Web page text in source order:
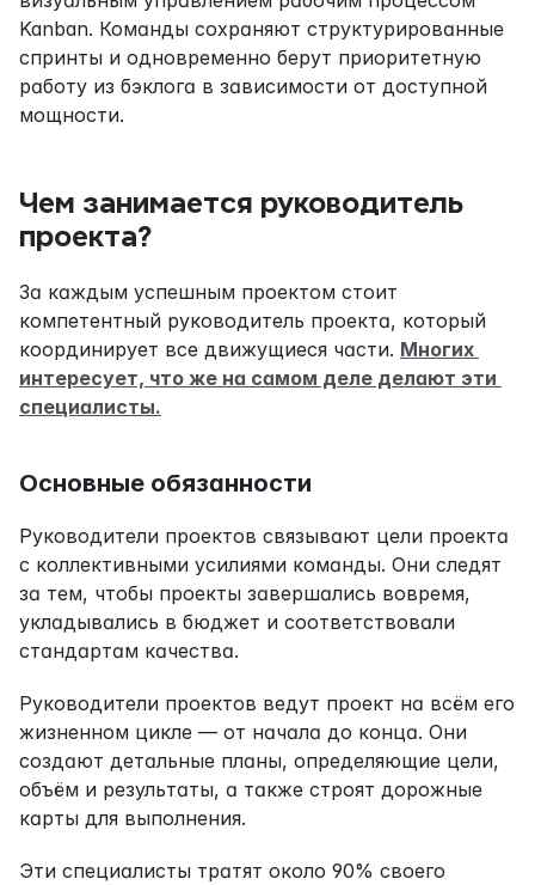
Kanban. Команды сохраняют структурированные
спринты и одновременно берут приоритетную
работу из бэклога в зависимости от доступной
мощности.
Чем занимается руководитель
проекта?
За каждым успешным проектом стоит
компетентный руководитель проекта, который
координирует все движущиеся части. Многих
интересует, что же на самом деле делают эти
специалисты.
Основные обязанности
Руководители проектов связывают цели проекта
с коллективными усилиями команды. Они следят
за тем, чтобы проекты завершались вовремя,
укладывались в бюджет и соответствовали
стандартам качества.
Руководители проектов ведут проект на всём его
жизненном цикле — от начала до конца. Они
создают детальные планы, определяющие цели,
объём и результаты, а также строят дорожные
карты для выполнения.
Эти специалисты тратят около 90% своего